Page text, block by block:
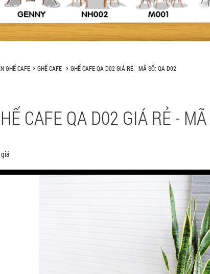
GHẾ CAFE GHẾ CAFE GHẾ CAFE QA D02 GIÁ RẺ - MÃ SỐ: QA D02
CAFE QA D02 GIÁ RẺ -